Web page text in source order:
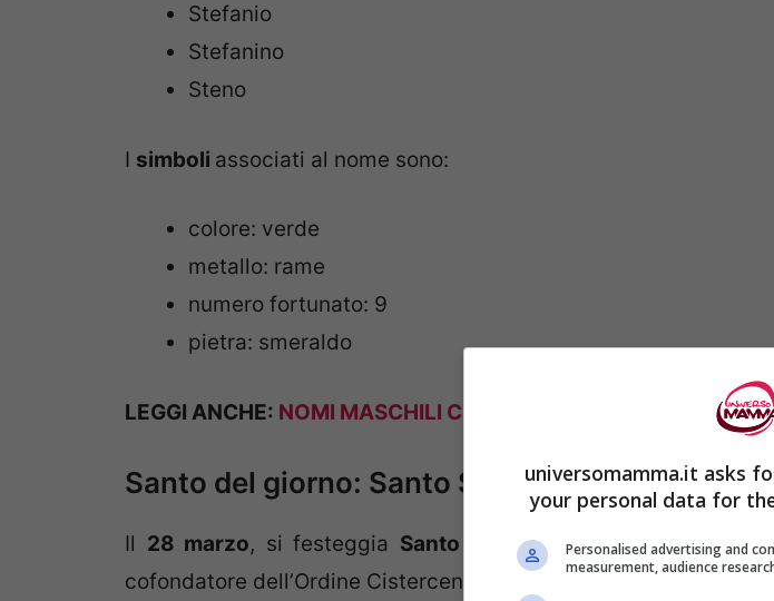
Stefanio
Stefanino
Steno
I simboli associati al nome sono:
colore: verde
metallo: rame
numero fortunato: 9
pietra: smeraldo
LEGGI ANCHE: NOMI MASCHILI CON LA S, I PIU’ SIGNIFICATIVI
Santo del giorno: Santo Stefano Harding
Il 28 marzo, si festeggia Santo Stefano Harding,un
cofondatore dell’Ordine Cistercense.
universomamma.it asks
your personal data for
Personalised advertising and
measurement, audience